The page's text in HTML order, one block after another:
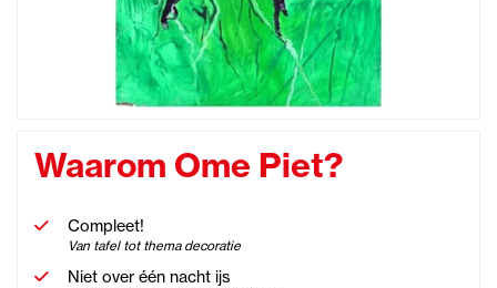
Waarom Ome Piet?
Compleet!
Van tafel tot thema decoratie
Niet over één nacht ijs